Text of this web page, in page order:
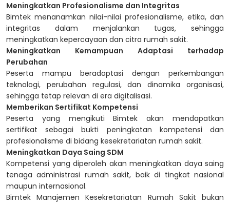
Meningkatkan Profesionalisme dan Integritas
Bimtek menanamkan nilai-nilai profesionalisme, etika, dan
integritas dalam menjalankan tugas, sehingga
meningkatkan kepercayaan dan citra rumah sakit.
Meningkatkan Kemampuan Adaptasi terhadap
Perubahan
Peserta mampu beradaptasi dengan perkembangan
teknologi, perubahan regulasi, dan dinamika organisasi,
sehingga tetap relevan di era digitalisasi.
Memberikan Sertifikat Kompetensi
Peserta yang mengikuti Bimtek akan mendapatkan
sertifikat sebagai bukti peningkatan kompetensi dan
profesionalisme di bidang kesekretariatan rumah sakit.
Meningkatkan Daya Saing SDM
Kompetensi yang diperoleh akan meningkatkan daya saing
tenaga administrasi rumah sakit, baik di tingkat nasional
maupun internasional.
Bimtek Manajemen Kesekretariatan Rumah Sakit bukan